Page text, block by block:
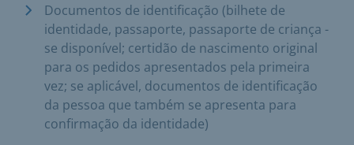
Documentos de identificação (bilhete de
identidade, passaporte, passaporte de criança -
se disponível; certidão de nascimento original
para os pedidos apresentados pela primeira
vez; se aplicável, documentos de identificação
da pessoa que também se apresenta para
confirmação da identidade)